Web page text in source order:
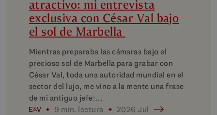
atractivo: mi entrevista
exclusiva con César Val bajo
el sol de Marbella
Mientras preparaba las cámaras bajo el
precioso sol de Marbella para grabar con
César Val, toda una autoridad mundial en el
sector del lujo, me vino a la mente una frase
de mi antiguo jefe:…
9 min. lectura
2026 Jul